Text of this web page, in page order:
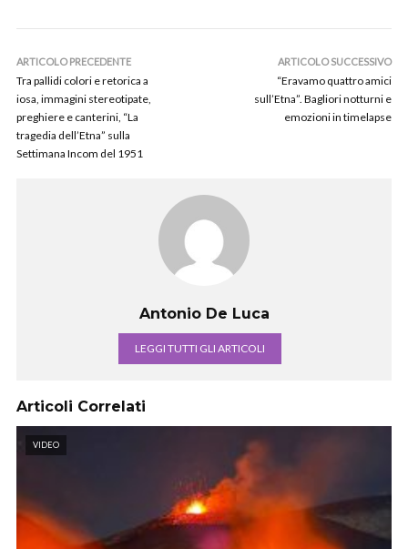
ARTICOLO PRECEDENTE
Tra pallidi colori e retorica a
iosa, immagini stereotipate,
preghiere e canterini, “La
tragedia dell’Etna” sulla
Settimana Incom del 1951
ARTICOLO SUCCESSIVO
“Eravamo quattro amici
sull’Etna”. Bagliori notturni e
emozioni in timelapse
Antonio De Luca
LEGGI TUTTI GLI ARTICOLI
Articoli Correlati
VIDEO